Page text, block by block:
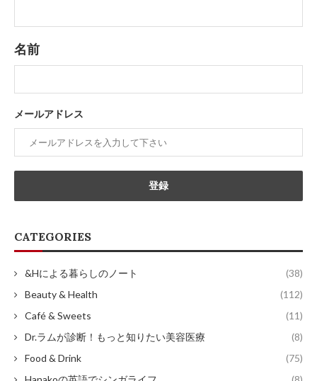
名前
メールアドレス
CATEGORIES
&Hによる暮らしのノート
(38)
Beauty & Health
(112)
Café & Sweets
(11)
Dr.ラムが診断！もっと知りたい美容医療
(8)
Food & Drink
(75)